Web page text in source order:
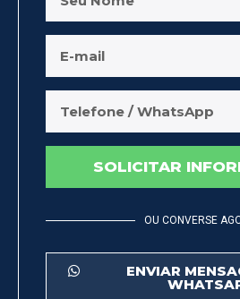
SOLICITAR
OU CONVERSE
ENVIAR